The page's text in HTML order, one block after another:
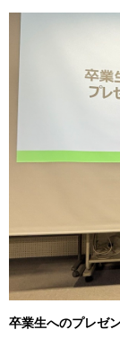
卒業生へのプレゼ